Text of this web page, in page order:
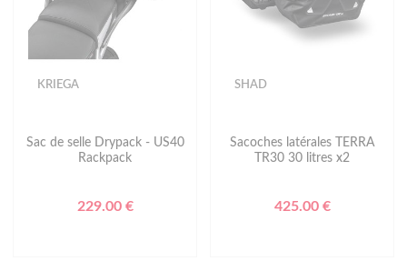
KRIEGA
Sac de selle Drypack - US40
Rackpack
229.00 €
SHAD
Sacoches latérales TERRA
TR30 30 litres x2
425.00 €